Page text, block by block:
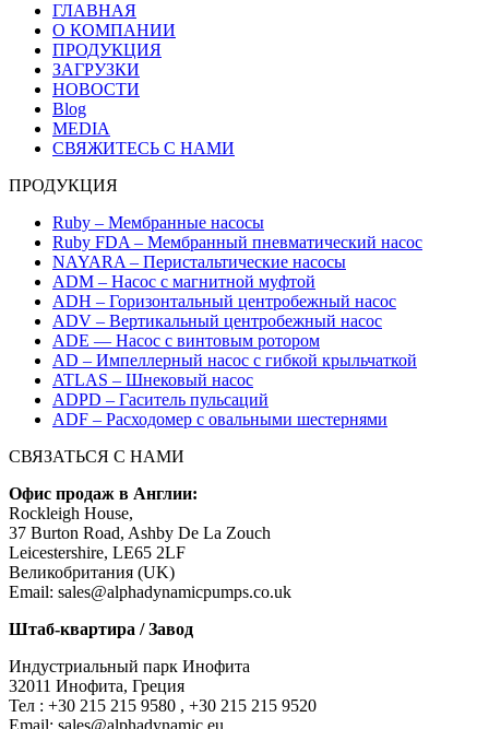
ГЛАВНАЯ
О КОМПАНИИ
ПРОДУКЦИЯ
ЗАГРУЗКИ
НОВОСТИ
Blog
MEDIA
СВЯЖИТЕСЬ С НАМИ
ПРОДУКЦИЯ
Ruby – Мембранные насосы
Ruby FDA – Мембранный пневматический насос
NAYARA – Перистальтические насосы
ADM – Насос с магнитной муфтой
ADH – Горизонтальный центробежный насос
ADV – Вертикальный центробежный насос
ADE — Насос с винтовым ротором
AD – Импеллерный насос с гибкой крыльчаткой
ATLAS – Шнековый насос
ADPD – Гаситель пульсаций
ADF – Расходомер с овальными шестернями
СВЯЗАТЬСЯ С НАМИ
Офис продаж в Англии:
Rockleigh House,
37 Burton Road, Ashby De La Zouch
Leicestershire, LE65 2LF
Великобритания (UK)
Email: sales@alphadynamicpumps.co.uk
Штаб-квартира / Завод
Индустриальный парк Инофита
32011 Инофита, Греция
Teл : +30 215 215 9580 , +30 215 215 9520